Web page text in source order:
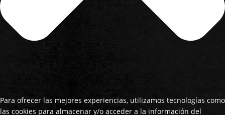
Para ofrecer las mejores experiencias, utilizamos tecnologías como
las cookies para almacenar y/o acceder a la información del